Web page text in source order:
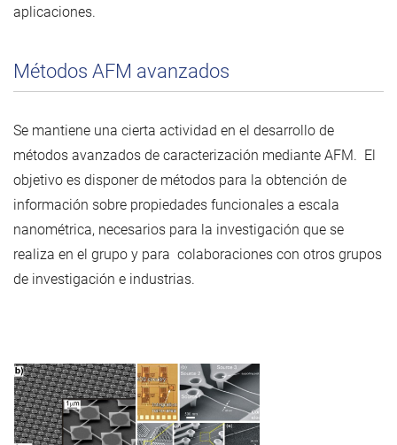
aplicaciones.
Métodos AFM avanzados
Se mantiene una cierta actividad en el desarrollo de
métodos avanzados de caracterización mediante AFM. El
objetivo es disponer de métodos para la obtención de
información sobre propiedades funcionales a escala
nanométrica, necesarios para la investigación que se
realiza en el grupo y para colaboraciones con otros grupos
de investigación e industrias.